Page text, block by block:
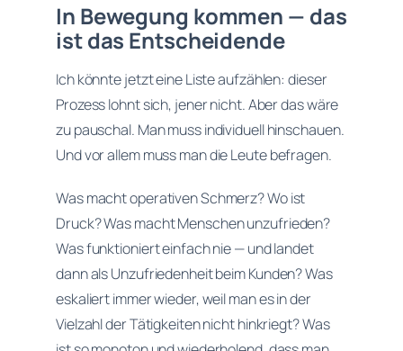
In Bewegung kommen — das
ist das Entscheidende
Ich könnte jetzt eine Liste aufzählen: dieser
Prozess lohnt sich, jener nicht. Aber das wäre
zu pauschal. Man muss individuell hinschauen.
Und vor allem muss man die Leute befragen.
Was macht operativen Schmerz? Wo ist
Druck? Was macht Menschen unzufrieden?
Was funktioniert einfach nie — und landet
dann als Unzufriedenheit beim Kunden? Was
eskaliert immer wieder, weil man es in der
Vielzahl der Tätigkeiten nicht hinkriegt? Was